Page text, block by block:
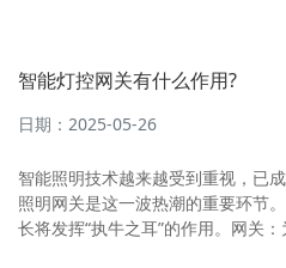
智能灯控网关有什么作用?
日期：2025-05-26
智能照明技术越来越受到重视，已
照明网关是这一波热潮的重要环节
长将发挥“执牛之耳”的作用。网关：